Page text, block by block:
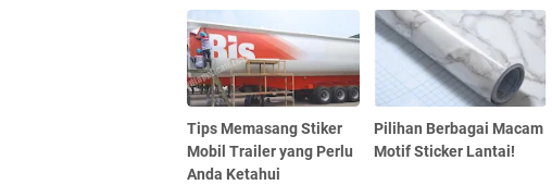
Tips Memasang Stiker
Mobil Trailer yang Perlu
Anda Ketahui
Pilihan Berbagai Macam
Motif Sticker Lantai!